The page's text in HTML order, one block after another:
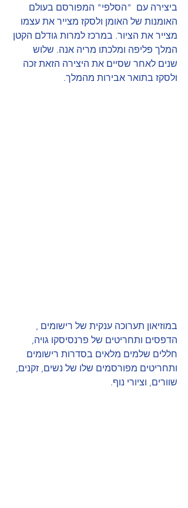
ביצירה עם  "הסלפי" המפורסם בעולם
האומנות של האומן ולסקז מצייר את עצמו
מצייר את הציור. במרכז למרות גודלם הקטן
המלך פליפה ומלכתו מריה אנה. שלוש
שנים לאחר שסיים את היצירה הזאת זכה
ולסקז בתואר אבירות מהמלך.
במוזיאון תערוכה ענקית של רישומים ,
הדפסים ותחריטים של פרנסיסקו גויה,
חללים שלמים מלאים בסדרות רישומים
ותחריטים מפורסמים שלו של נשים, זקנים,
שוורים, וציורי נוף.